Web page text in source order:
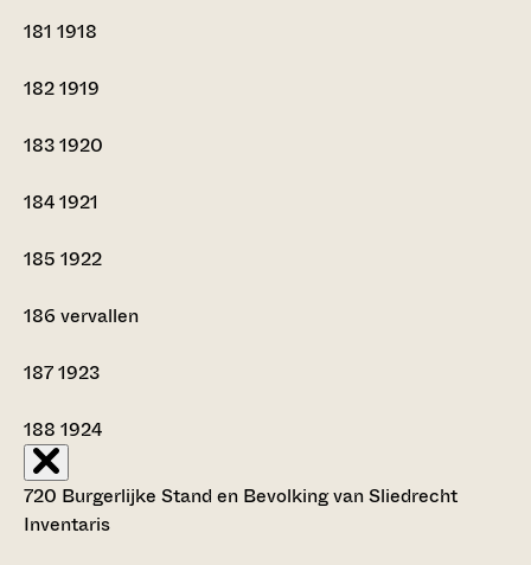
181 1918
1821919
1831920
1841921
185 1922
186 vervallen
1871923
188 1924
720 Burgerlijke Stand en Bevolking van Sliedrecht
Inventaris